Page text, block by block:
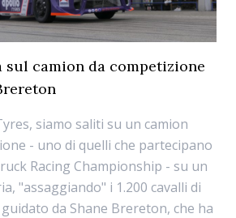
camion da competizione
siamo saliti su un camion
- uno di quelli che partecipano
Racing Championship - su un
"assaggiando" i 1.200 cavalli di
da Shane Brereton, che ha